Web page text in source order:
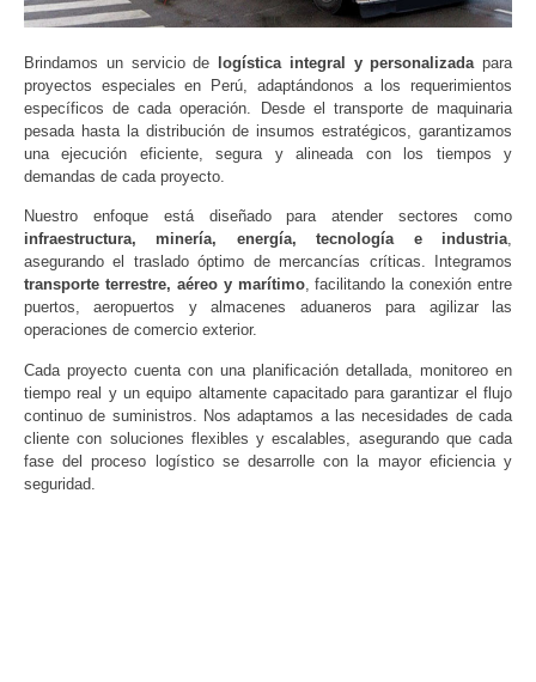
Brindamos un servicio de logística integral y personalizada para
proyectos especiales en Perú, adaptándonos a los requerimientos
específicos de cada operación. Desde el transporte de maquinaria
pesada hasta la distribución de insumos estratégicos, garantizamos
una ejecución eficiente, segura y alineada con los tiempos y
demandas de cada proyecto.
Nuestro enfoque está diseñado para atender sectores como
infraestructura, minería, energía, tecnología e industria,
asegurando el traslado óptimo de mercancías críticas. Integramos
transporte terrestre, aéreo y marítimo, facilitando la conexión entre
puertos, aeropuertos y almacenes aduaneros para agilizar las
operaciones de comercio exterior.
Cada proyecto cuenta con una planificación detallada, monitoreo en
tiempo real y un equipo altamente capacitado para garantizar el flujo
continuo de suministros. Nos adaptamos a las necesidades de cada
cliente con soluciones flexibles y escalables, asegurando que cada
fase del proceso logístico se desarrolle con la mayor eficiencia y
seguridad.